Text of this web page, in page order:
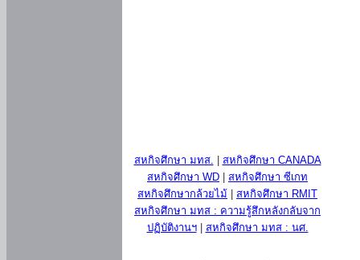
สหกิจศึกษา มทส.
สหกิจศึกษา CANADA
สหกิจศึกษา WD
สหกิจศึกษา ซีเกท
สหกิจศึกษากล้วยไม้
สหกิจศึกษา RMIT
สหกิจศึกษา มทส : ความรู้สึกหลังกลับจาก
ปฏิบัติงานฯ| สหกิจศึกษา มทส : นศ.